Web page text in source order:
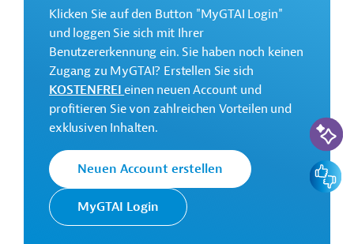
Geberbeitrag:
7,8 Millionen Euro (vorgesehen)
Kontaktadressen
Deutsche
Gesellschaft für
Internationale
Die GIZ setzt im Auftrag der
Bundesregierung Projekte der
Technischen Zusammenarbeit (TZ)
Klicken Sie auf den Button "MyGTAI Login"
und loggen Sie sich mit Ihrer
Benutzererkennung ein. Sie haben noch keinen
Zugang zu MyGTAI? Erstellen Sie sich
KOSTENFREIeinen neuen Account und
profitieren Sie von zahlreichen Vorteilen und
exklusiven Inhalten.
Neuen Account erstellen
MyGTAI Login
KI-